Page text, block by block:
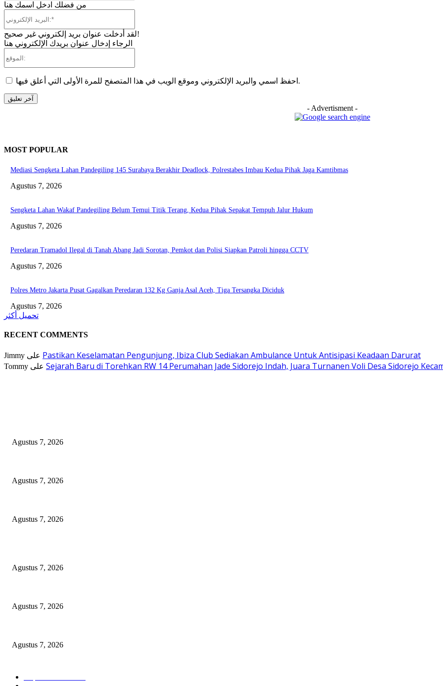
من فضلك ادخل اسمك هنا
لقد أدخلت عنوان بريد إلكتروني غير صحيح!
الرجاء إدخال عنوان بريدك الإلكتروني هنا
احفظ اسمي والبريد الإلكتروني وموقع الويب في هذا المتصفح للمرة الأولى التي أعلق فيها.
- Advertisment -
MOST POPULAR
Mediasi Sengketa Lahan Pandegiling 145 Surabaya Berakhir Deadlock, Polrestabes Imbau Kedua Pihak Jaga Kamtibmas
Agustus 7, 2026
Sengketa Lahan Wakaf Pandegiling Belum Temui Titik Terang, Kedua Pihak Sepakat Tempuh Jalur Hukum
Agustus 7, 2026
Peredaran Tramadol Ilegal di Tanah Abang Jadi Sorotan, Pemkot dan Polisi Siapkan Patroli hingga CCTV
Agustus 7, 2026
Polres Metro Jakarta Pusat Gagalkan Peredaran 132 Kg Ganja Asal Aceh, Tiga Tersangka Diciduk
Agustus 7, 2026
تحميل أكثر
RECENT COMMENTS
Jimmy Pastikan Keselamatan Pengunjung, Ibiza Club Sediakan Ambulance Untuk Antisipasi Keadaan Darurat
Tommy Sejarah Baru di Torehkan RW 14 Perumahan Jade Sidorejo Indah, Juara Turnanen Voli Desa Sidorejo
Agustus 7, 2026
Agustus 7, 2026
Agustus 7, 2026
Agustus 7, 2026
Agustus 7, 2026
Agustus 7, 2026